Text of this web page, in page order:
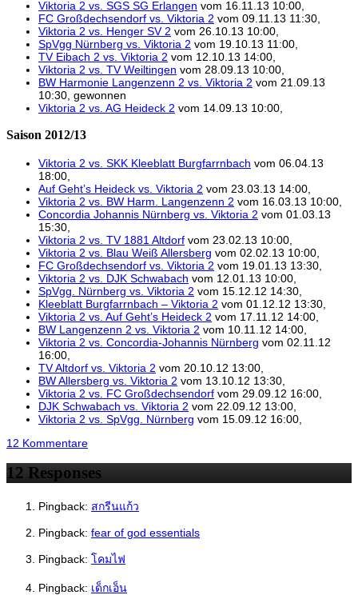
Viktoria 2 vs. SGS SG Erlangen vom 16.11.13 10:00,
FC Großdechsendorf vs. Viktoria 2 vom 09.11.13 11:30,
Viktoria 2 vs. Henger SV 2 vom 26.10.13 10:00,
SpVgg Nürnberg vs. Viktoria 2 vom 19.10.13 11:00,
TV Eibach 2 vs. Viktoria 2 vom 12.10.13 14:00,
Viktoria 2 vs. TV Weiltingen vom 28.09.13 10:00,
BW Harmonie Langenzenn 2 vs. Viktoria 2 vom 21.09.13
10:30, gewonnen
Viktoria 2 vs. AG Heideck 2 vom 14.09.13 10:00,
Saison 2012/13
Viktoria 2 vs. SKK Kleeblatt Burgfarrnbach vom 06.04.13
18:00,
Auf Geht’s Heideck vs. Viktoria 2 vom 23.03.13 14:00,
Viktoria 2 vs. BW Harm. Langenzenn 2 vom 16.03.13 10:00,
Concordia Johannis Nürnberg vs. Viktoria 2 vom 01.03.13
15:30,
Viktoria 2 vs. TV 1881 Altdorf vom 23.02.13 10:00,
Viktoria 2 vs. Blau Weiß Allersberg vom 02.02.13 10:00,
FC Großdechsendorf vs. Viktoria 2 vom 19.01.13 13:30,
Viktoria 2 vs. DJK Schwabach vom 12.01.13 10:00,
SpVgg. Nürnberg vs. Viktoria 2 vom 15.12.12 14:30,
Kleeblatt Burgfarrnbach – Viktoria 2 vom 01.12.12 13:30,
Viktoria 2 vs. Auf Geht’s Heideck 2 vom 17.11.12 14:00,
BW Langenzenn 2 vs. Viktoria 2 vom 10.11.12 14:00,
Viktoria 2 vs. Concordia-Johannis Nürnberg vom 02.11.12
16:00,
TV Altdorf vs. Viktoria 2 vom 20.10.12 13:00,
BW Allersberg vs. Viktoria 2 vom 13.10.12 13:30,
Viktoria 2 vs. FC Großdechsendorf vom 29.09.12 16:00,
DJK Schwabach vs. Viktoria 2 vom 22.09.12 13:00,
Viktoria 2 vs. SpVgg. Nürnberg vom 15.09.12 16:00,
12 Kommentare
12 Responses
Pingback: สกรีนแก้ว
Pingback: fear of god essentials
Pingback: โคมไฟ
Pingback: เด็กเอ็น